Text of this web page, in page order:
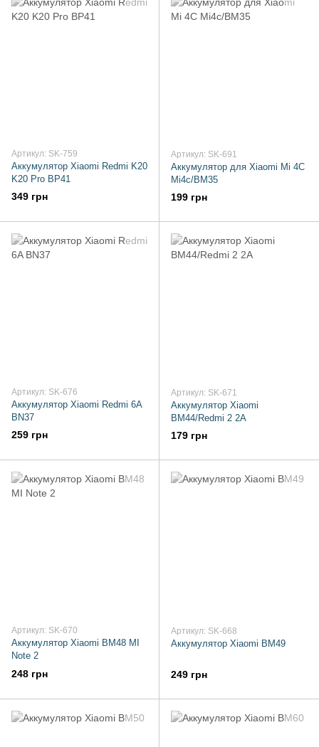
Артикул: SK-759
Аккумулятор Xiaomi Redmi K20
K20 Pro BP41
349 грн
Артикул: SK-691
Аккумулятор для Xiaomi Mi 4C
Mi4c/BM35
199 грн
Артикул: SK-676
Аккумулятор Xiaomi Redmi 6A
BN37
259 грн
Артикул: SK-671
Аккумулятор Xiaomi
BM44/Redmi 2 2A
179 грн
Артикул: SK-670
Аккумулятор Xiaomi BM48 MI
Note 2
248 грн
Артикул: SK-668
Аккумулятор Xiaomi BM49
249 грн